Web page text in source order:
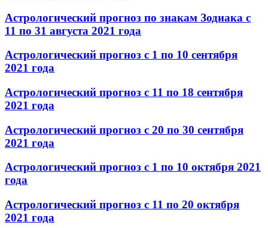
Астрологический прогноз по знакам Зодиака с
11 по 31 августа 2021 года
Астрологический прогноз с 1 по 10 сентября
2021 года
Астрологический прогноз с 11 по 18 сентября
2021 года
Астрологический прогноз с 20 по 30 сентября
2021 года
Астрологический прогноз с 1 по 10 октября 2021
года
Астрологический прогноз с 11 по 20 октября
2021 года